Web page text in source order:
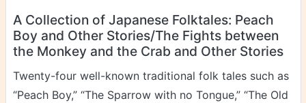
A Collection of Japanese Folktales: Peach
Boy and Other Stories/The Fights between
the Monkey and the Crab and Other Stories
Twenty-four well-known traditional folk tales such as
“Peach Boy,” “The Sparrow with no Tongue,” “The Old